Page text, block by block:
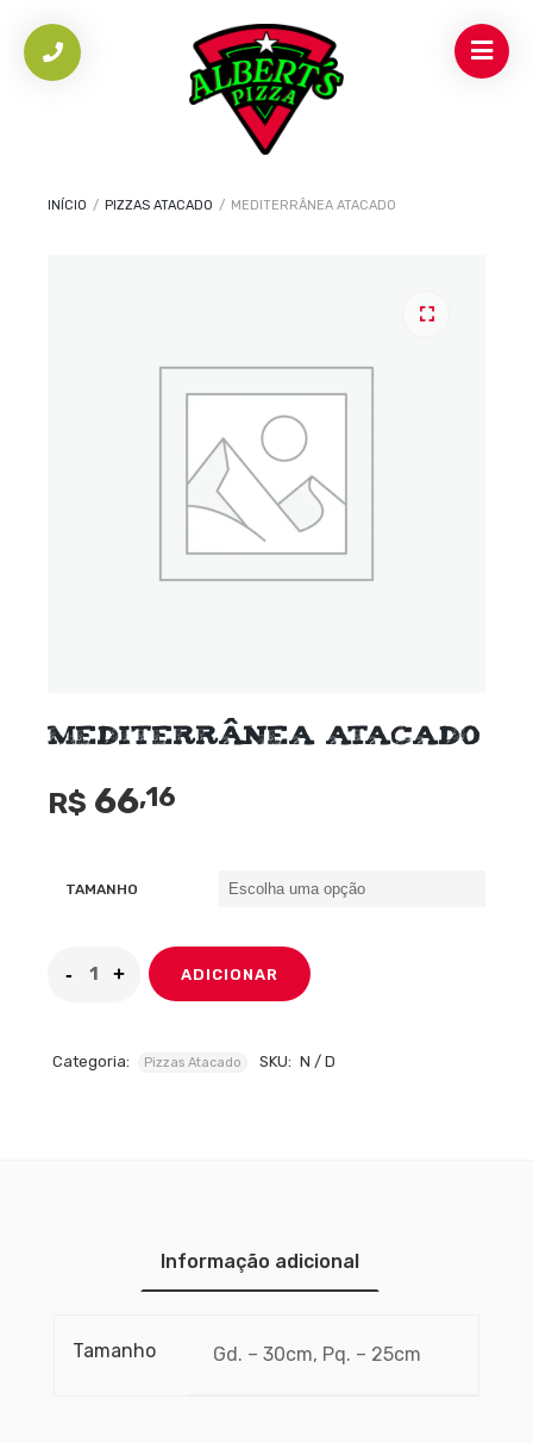
INÍCIO / PIZZAS ATACADO / MEDITERRÂNEA ATACADO
Mediterrânea Atacado
R$ 66,16
TAMANHO
ADICIONAR
Categoria: Pizzas Atacado SKU: N / D
Informação adicional
Tamanho Gd. – 30cm, Pq. – 25cm